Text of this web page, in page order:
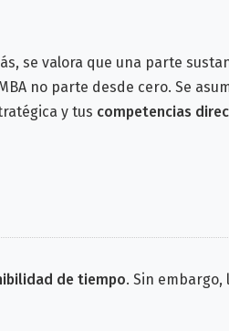
se valora que una parte
no parte desde cero. Se
y tus competencias
de tiempo. Sin embargo,